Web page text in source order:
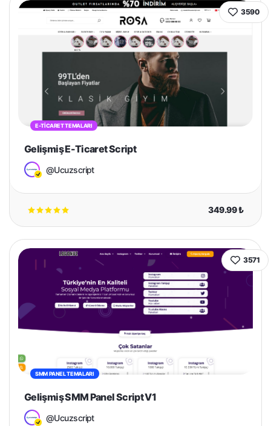
3590
E-TICARET TEMALARI
Gelişmiş E-Ticaret Script
@Ucuzscript
349.99 ₺
3571
SMM PANEL TEMALARI
Gelişmiş SMM Panel Script V1
@Ucuzscript